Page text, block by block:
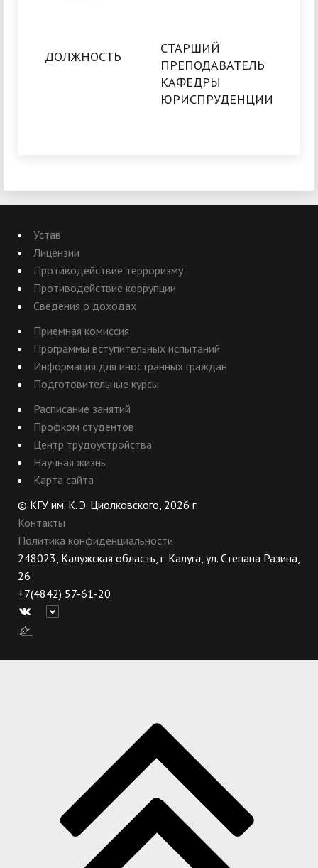
ДОЛЖНОСТЬ
СТАРШИЙ
ПРЕПОДАВАТЕЛЬ
КАФЕДРЫ
ЮРИСПРУДЕНЦИИ
Устав
Лицензии
Противодействие терроризму
Противодействие коррупции
Сведения о доходах
Приемная комиссия
Программы вступительных испытаний
Информация для иностранных граждан
Подготовительные курсы
Расписание занятий
Профком студентов
Центр трудоустройства
Научная жизнь
Карта сайта
© КГУ им. К. Э. Циолковского, 2026 г.
Контакты
Политика конфиденциальности
248023, Калужская область, г. Калуга, ул. Степана Разина,
26
+7(4842) 57-61-20